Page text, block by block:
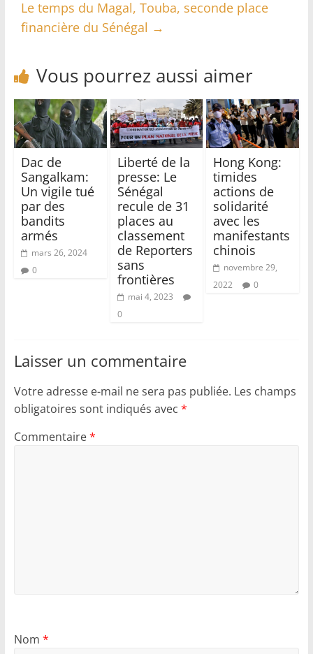
Le temps du Magal, Touba, seconde place
financière du Sénégal →
Vous pourrez aussi aimer
Dac de
Sangalkam:
Un vigile tué
par des
bandits
armés
mars 26, 2024
0
Liberté de la
presse: Le
Sénégal
recule de 31
places au
classement
de Reporters
sans
frontières
mai 4, 2023
0
Hong Kong:
timides
actions de
solidarité
avec les
manifestants
chinois
novembre 29,
2022
0
Laisser un commentaire
Votre adresse e-mail ne sera pas publiée. Les champs
obligatoires sont indiqués avec *
Commentaire*
Nom *